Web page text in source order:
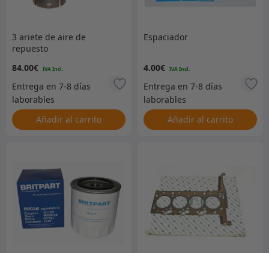
3 ariete de aire de
repuesto
84.00€
Añadir al carrito
Espaciador
4.00€
Añadir al carrito